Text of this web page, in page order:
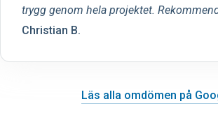
trygg genom hela projektet.
Christian B.
Läs alla omdömen på